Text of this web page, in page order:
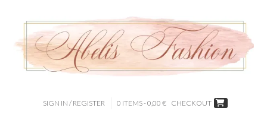
SIGN IN / REGISTER 0 ITEMS - 0,00 € CHECKOUT